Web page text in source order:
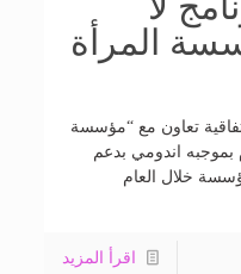
المرأة
تعاون مع “مؤسسة
بموجبه اندومي بدعم
خلال العام
اقرأ المزيد